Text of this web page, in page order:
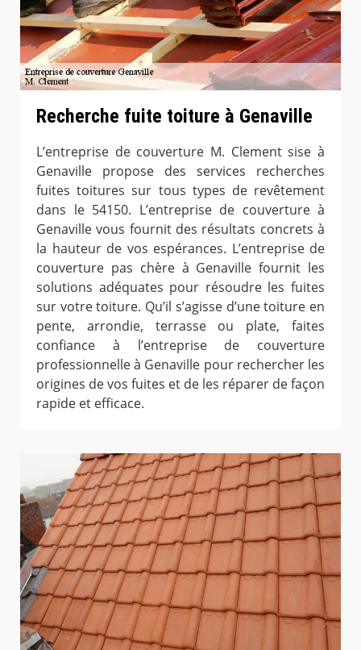
Recherche fuite toiture à Genaville
L’entreprise de couverture M. Clement sise à
Genaville propose des services recherches
fuites toitures sur tous types de revêtement
dans le 54150. L’entreprise de couverture à
Genaville vous fournit des résultats concrets à
la hauteur de vos espérances. L’entreprise de
couverture pas chère à Genaville fournit les
solutions adéquates pour résoudre les fuites
sur votre toiture. Qu’il s’agisse d’une toiture en
pente, arrondie, terrasse ou plate, faites
confiance à l’entreprise de couverture
professionnelle à Genaville pour rechercher les
origines de vos fuites et de les réparer de façon
rapide et efficace.